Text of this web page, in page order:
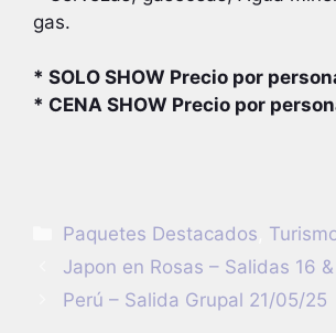
gas.
* SOLO SHOW Precio por
* CENA SHOW Precio por
Categorías
Paquetes Destacados
Japon en Rosas – Salidas 16
Perú – Salida Grupal 21/05/25